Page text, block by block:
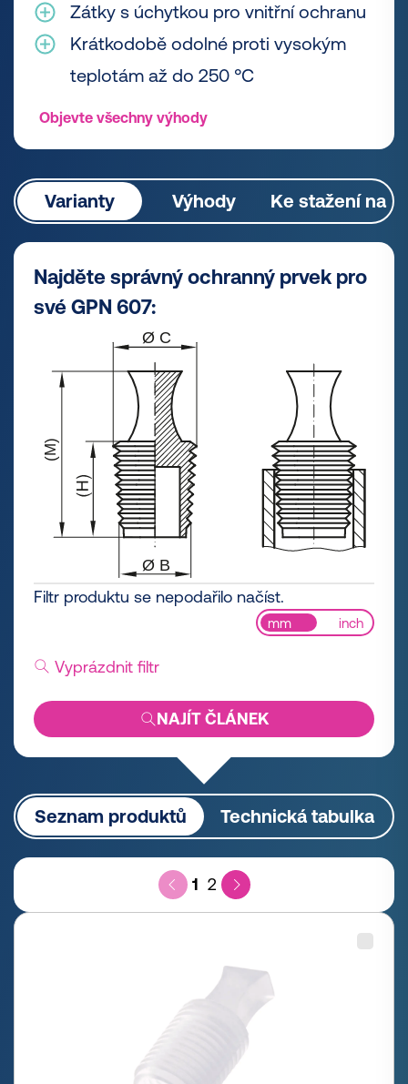
Zátky s úchytkou pro vnitřní ochranu
Krátkodobě odolné proti vysokým
teplotám až do 250 °C
Objevte všechny výhody
Varianty Výhody Ke stažení na
Najděte správný ochranný prvek pro
své GPN 607:
Filtr produktu se nepodařilo načíst.
mm inch
Vyprázdnit filtr
NAJÍT ČLÁNEK
Seznam produktů Technická tabulka
1 2